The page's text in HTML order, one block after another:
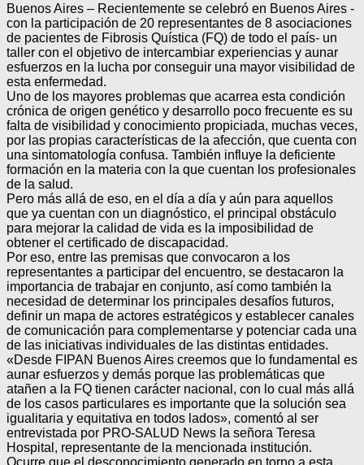
Buenos Aires – Recientemente se celebró en Buenos Aires -
con la participación de 20 representantes de 8 asociaciones
de pacientes de Fibrosis Quística (FQ) de todo el país- un
taller con el objetivo de intercambiar experiencias y aunar
esfuerzos en la lucha por conseguir una mayor visibilidad de
esta enfermedad.
Uno de los mayores problemas que acarrea esta condición
crónica de origen genético y desarrollo poco frecuente es su
falta de visibilidad y conocimiento propiciada, muchas veces,
por las propias características de la afección, que cuenta con
una sintomatología confusa. También influye la deficiente
formación en la materia con la que cuentan los profesionales
de la salud.
Pero más allá de eso, en el día a día y aún para aquellos
que ya cuentan con un diagnóstico, el principal obstáculo
para mejorar la calidad de vida es la imposibilidad de
obtener el certificado de discapacidad.
Por eso, entre las premisas que convocaron a los
representantes a participar del encuentro, se destacaron la
importancia de trabajar en conjunto, así como también la
necesidad de determinar los principales desafíos futuros,
definir un mapa de actores estratégicos y establecer canales
de comunicación para complementarse y potenciar cada una
de las iniciativas individuales de las distintas entidades.
«Desde FIPAN Buenos Aires creemos que lo fundamental es
aunar esfuerzos y demás porque las problemáticas que
atañen a la FQ tienen carácter nacional, con lo cual más allá
de los casos particulares es importante que la solución sea
igualitaria y equitativa en todos lados», comentó al ser
entrevistada por PRO-SALUD News la señora Teresa
Hospital, representante de la mencionada institución.
Ocurre que el desconocimiento generado en torno a esta